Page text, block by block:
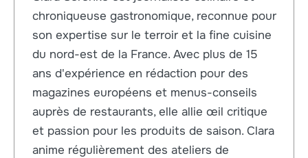
chroniqueuse gastronomique, reconnue pour
son expertise sur le terroir et la fine cuisine
du nord-est de la France. Avec plus de 15
ans d'expérience en rédaction pour des
magazines européens et menus-conseils
auprès de restaurants, elle allie œil critique
et passion pour les produits de saison. Clara
anime régulièrement des ateliers de